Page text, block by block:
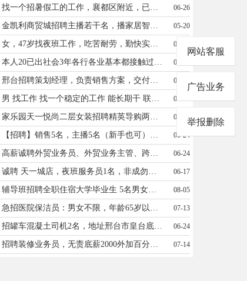
找一个招暑假工的工作，襄都区附近，已满16岁，肯吃苦，勤劳能干，电话15633193716同微 06-26
金凯利商贸城招聘主播若干名，播家居智能产品小白可免费培训，电话15854182998 05-20
女，47岁找夜班工作，吃苦耐劳，勤快实在，工资不低于3500.无意勿扰，闲聊勿扰13313198967 07-14
本人20已出社会3年各行各业基本都接触过能吃苦有驾驶证找一个4000工资起步的工作15632932107违发勿扰 07-23
邢台招聘策划经理，负责销售方案，交付流程等策划类工作，最好有房产相关经验，无责底薪5K+，电话18531940322 06-18
男 找工作 找一个稳定的工作 能长期干 联系电话19031996351 06-09
家乐园天一悦尚二层女装招聘精英导购两名，要求有工作经验，薪资面议，电话13082036266 05-27
【招聘】销售5名，主播5名（新手也可）。多劳多得，有销售经验，工资不是问题，主营：实木家具。电话：15831901341 06-24
高薪诚聘外贸业务员、外贸业务主管、跨境电商运营、跨境电商运营主管17731965510 双休工贸一体、超大办公室 06-24
诚聘 天一城店，夜班服务员1名，非成勿扰，联系电话19323615618 06-17
辅导班招聘全职住宿大学毕业生 5名男女生 平安中学附近15833381745 08-05
急招医院保洁员：男女不限，年龄65岁以下，身体健康能吃苦耐劳，有工作经验者优先考虑。电话：18131990782 07-13
招罐车混凝土司机2名，地址邢台市皇台底中学附近，工资面议，联系电话13931968004 06-24
招聘装修业务员，无责底薪2000外加百分之二提成19333901331 07-14
网站客服
广告业务
举报删除